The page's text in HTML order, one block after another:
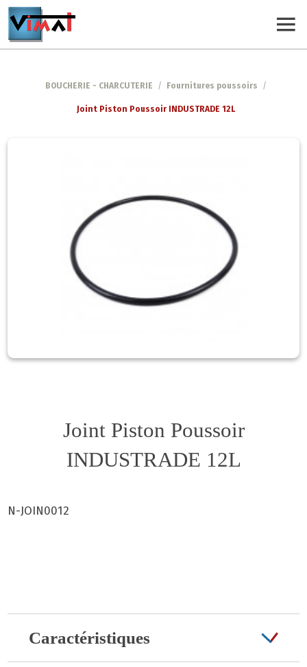
BOUCHERIE - CHARCUTERIE / Fournitures poussoirs /
Joint Piston Poussoir INDUSTRADE 12L
Joint Piston Poussoir
INDUSTRADE 12L
N-JOIN0012
Caractéristiques